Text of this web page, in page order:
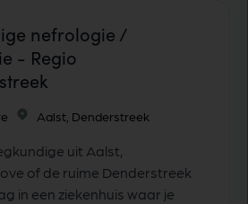
nefrologie /
- Regio
Aalst, Denderstreek
uit Aalst,
of de ruime Denderstreek
in een ziekenhuis waar je